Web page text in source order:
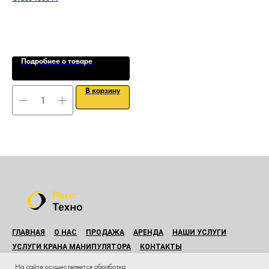
Подробнее о товаре
В корзину
ГЛАВНАЯ О НАС ПРОДАЖА АРЕНДА
НАШИ УСЛУГИ
УСЛУГИ КРАНА МАНИПУЛЯТОРА
КОНТАКТЫ
© Все права защищены.
На сайте осуществляется обработка